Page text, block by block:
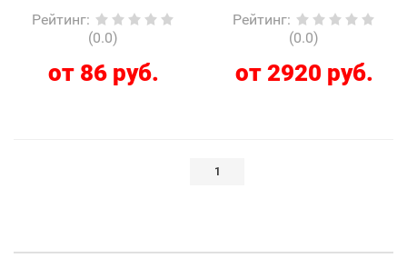
Рейтинг:
(0.0)
от 86 руб.
Рейтинг:
(0.0)
от 2920 руб.
1